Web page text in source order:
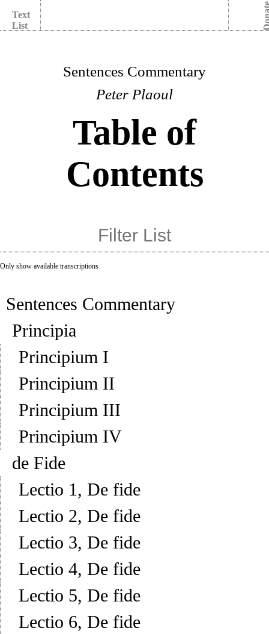
Text
List
Sentences Commentary
Peter Plaoul
Table of
Contents
Only show available transcriptions
Sentences Commentary
Principia
Principium I
Principium II
Principium III
Principium IV
de Fide
Lectio 1, De fide
Lectio 2, De fide
Lectio 3, De fide
Lectio 4, De fide
Lectio 5, De fide
Lectio 6, De fide